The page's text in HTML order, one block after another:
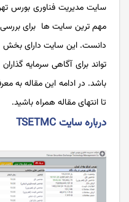
مهم ترین سایت ها برای
دانست. این سایت دارای
تواند برای آگاهی سرمایه‌
تا انتهای مقاله همراه باشید.
درباره سایت TSETMC